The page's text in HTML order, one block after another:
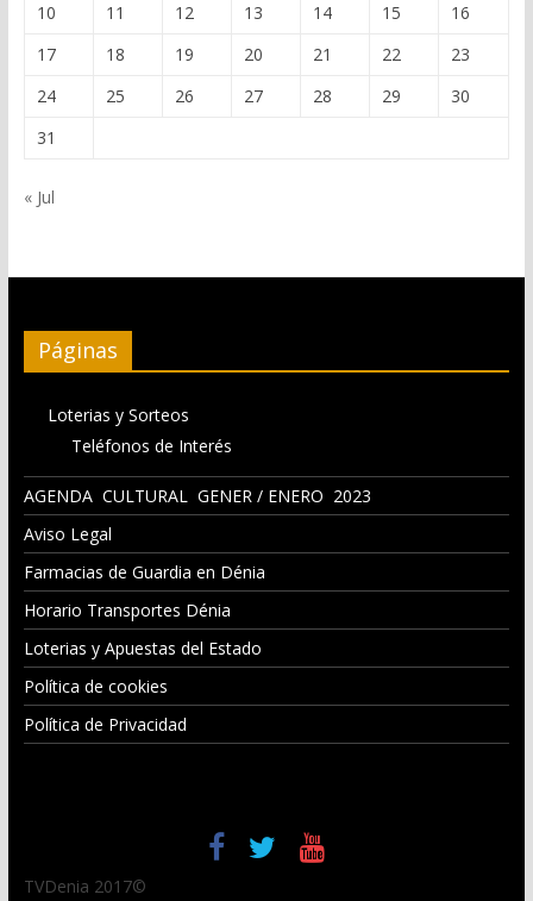
10
11 12 13 14 15
16
17
18 19 20 21 22
23
24
25 26 27 28 29
30
31
« Jul
Páginas
Loterias y Sorteos
Teléfonos de Interés
AGENDA CULTURAL GENER / ENERO 2023
Aviso Legal
Farmacias de Guardia en Dénia
Horario Transportes Dénia
Loterias y Apuestas del Estado
Política de cookies
Política de Privacidad
TVDenia 2017©